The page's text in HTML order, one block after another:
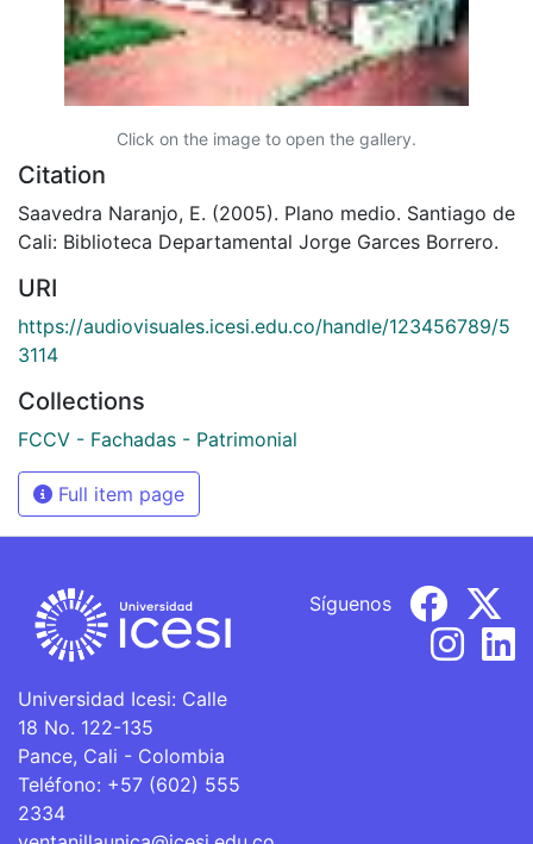
Click on the image to open the gallery.
Citation
Saavedra Naranjo, E. (2005). Plano medio. Santiago de
Cali: Biblioteca Departamental Jorge Garces Borrero.
URI
https://audiovisuales.icesi.edu.co/handle/123456789/5
3114
Collections
FCCV - Fachadas - Patrimonial
Full item page
Universidad Icesi: Calle
18 No. 122-135
Pance, Cali - Colombia
Teléfono: +57 (602) 555
2334
Síguenos